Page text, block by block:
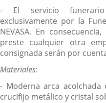
- El servicio
exclusivamente por la
NEVASA. En
preste cualquier otra
consignada serán por
Materiales:
- Moderna arca acolchada
crucifijo metálico y cristal